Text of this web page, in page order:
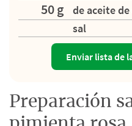
50 g
de aceite
sal
Enviar lista de
Preparación